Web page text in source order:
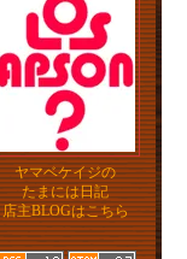
ヤマベケイジの
たまには日記
店主BLOGはこちら